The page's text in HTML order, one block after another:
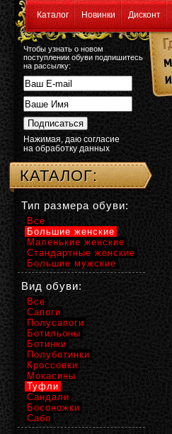
Каталог Новинки Дисконт
Чтобы узнать о новом
поступлении обуви подпишитесь
на рассылку:
Нажимая, даю согласие
на обработку данных
КАТАЛОГ:
Тип размера обуви:
Все
Большие женские
Маленькие женские
Стандартные женские
Большие мужские
Вид обуви:
Все
Сапоги
Полусапоги
Ботильоны
Ботинки
Полуботинки
Кроссовки
Мокасины
Туфли
Сандали
Босоножки
Сабо